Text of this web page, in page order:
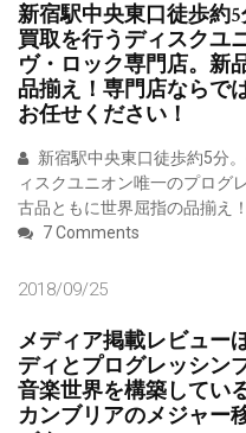
新宿駅中央東口徒歩約
買取を行うディスクユ
ヴ・ロック専門店。新
品揃え！専門店ならで
お任せください！
新宿駅中央東口徒歩約5分
ィスクユニオン唯一のプログ
古品ともに世界屈指の品揃え！
7 Comments
2018/09/25
メディア掲載レビュー
ディとプログレッシン
音楽世界を構築してい
カンブリアのメジャー